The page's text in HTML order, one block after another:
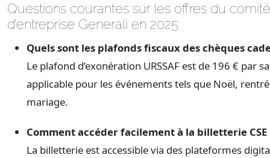
Questions courantes sur les offres du comité
d’entreprise Generali en 2025
Quels sont les plafonds fiscaux des chèques
Le plafond d’exonération URSSAF est de 196 € par
applicable pour les événements tels que Noël,
mariage.
Comment accéder facilement à la billetterie CSE
La billetterie est accessible via des plateformes